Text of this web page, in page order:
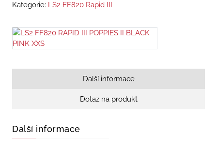
Kategorie: LS2 FF820 Rapid III
Další informace
Dotaz na produkt
Další informace